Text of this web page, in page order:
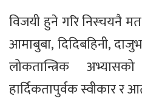
विजयी हुने गरि निस्चयनै
आमाबुबा, दिदिबहिनी,
लोकतान्त्रिक
हार्दिकतापुर्वक स्वीकार र